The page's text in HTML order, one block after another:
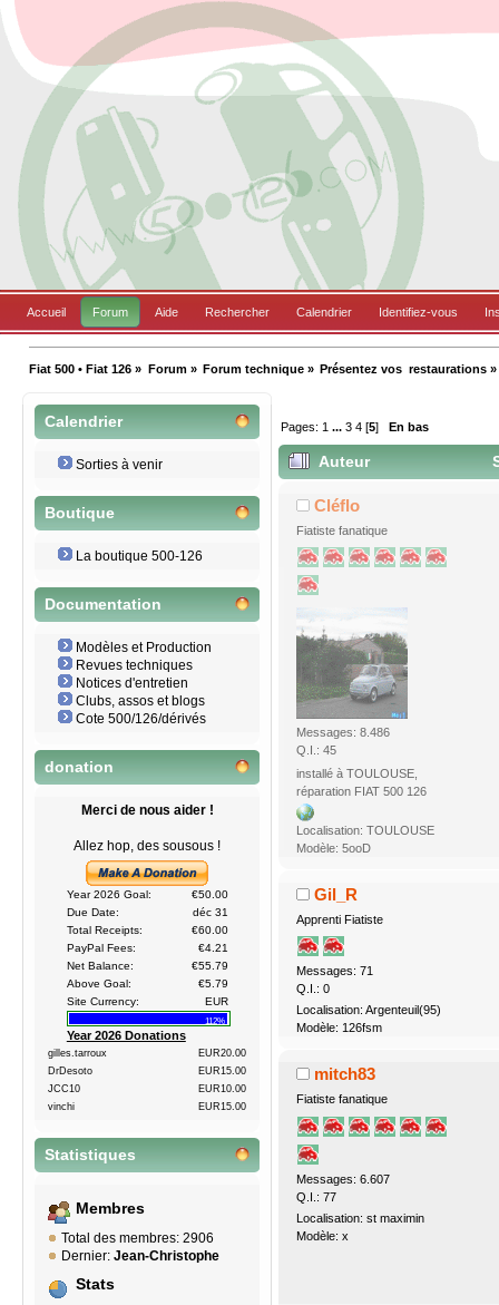
Accueil Forum Aide Rechercher Calendrier Identifiez-vous
Fiat 500 • Fiat 126 » Forum» Forum technique» Présentez vos  restaurations »
Calendrier
Sorties à venir
Boutique
La boutique 500-126
Documentation
Modèles et Production
Revues techniques
Notices d'entretien
Clubs, assos et blogs
Cote 500/126/dérivés
donation
Merci de nous aider !
Allez hop, des sousous !
Year 2026 Goal:
€50.00
Due Date:
déc 31
Total Receipts:
€60.00
PayPal Fees:
€4.21
Net Balance:
€55.79
Above Goal:
€5.79
Site Currency:
EUR
112%
Year 2026 Donations
gilles.tarroux
EUR20.00
DrDesoto
EUR15.00
JCC10
EUR10.00
vinchi
EUR15.00
Statistiques
Membres
Total des membres: 2906
Dernier: Jean-Christophe
Stats
Pages: 1 ...3 4 [5] En bas
Auteur
Cléflo
Fiatiste fanatique
Messages: 8.486
Q.I.: 45
installé à TOULOUSE,
réparation FIAT 500 126
Localisation: TOULOUSE
Modèle: 5ooD
Gil_R
Apprenti Fiatiste
Messages: 71
Q.I.: 0
Localisation: Argenteuil(95)
Modèle: 126fsm
mitch83
Fiatiste fanatique
Messages: 6.607
Q.I.: 77
Localisation: st maximin
Modèle: x